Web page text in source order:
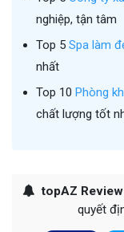
nghiệp, tận tâm
Top 5 Spa làm
nhất
Top 10 Phòng
chất lượng tốt
topAZ Review
quyết